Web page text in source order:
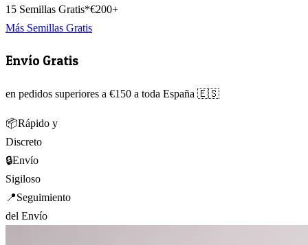
15 Semillas Gratis*€200+
Más Semillas Gratis
Envío Gratis
en pedidos superiores a €150 a toda España 🇪🇸
📦Rápido y
Discreto
🔒Envío
Sigiloso
📍Seguimiento
del Envío